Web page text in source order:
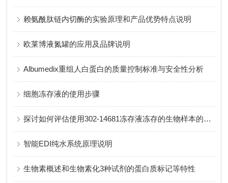
赖氨酰肽链内切酶的实验原理和产品优势特点说明
欧莱博液氮罐的应用及品牌说明
Albumedix重组人白蛋白的质量控制标准与安全性分析
细胞冻存液的使用步骤
探讨如何评估使用302-14681冻存液冻存的生物样本的质量
智能EDI纯水系统原理说明
生物素概述和生物素化3种试剂的蛋白质标记等特性